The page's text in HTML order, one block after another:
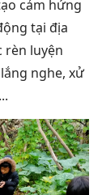
cảm hứng
tại địa
rèn luyện
nghe, xử